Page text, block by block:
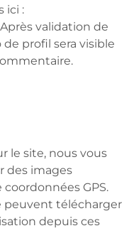
ici :
validation de
profil sera visible
le site, nous vous
des images
GPS.
peuvent télécharger
depuis ces